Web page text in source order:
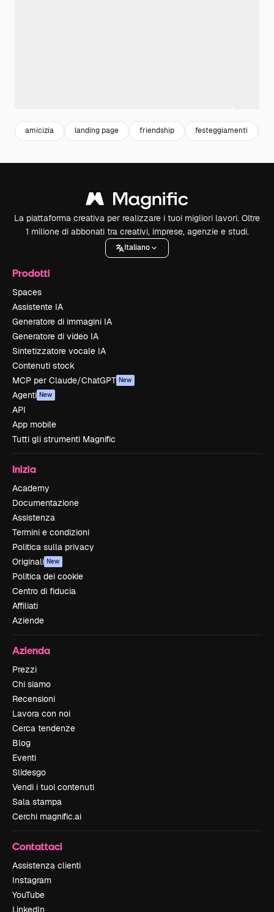
amicizia landing page friendship festeggiamenti
La piattaforma creativa per realizzare i tuoi migliori lavori. Oltre
1 milione di abbonati tra creativi, imprese, agenzie e studi.
Italiano
Prodotti
Spaces
Assistente IA
Generatore di immagini IA
Generatore di video IA
Sintetizzatore vocale IA
Contenuti stock
MCP per Claude/ChatGPT New
Agenti New
API
App mobile
Tutti gli strumenti Magnific
Inizia
Academy
Documentazione
Assistenza
Termini e condizioni
Politica sulla privacy
Originali New
Politica dei cookie
Centro di fiducia
Affiliati
Aziende
Azienda
Prezzi
Chi siamo
Recensioni
Lavora con noi
Cerca tendenze
Blog
Eventi
Slidesgo
Vendi i tuoi contenuti
Sala stampa
Cerchi magnific.ai
Contattaci
Assistenza clienti
Instagram
YouTube
LinkedIn